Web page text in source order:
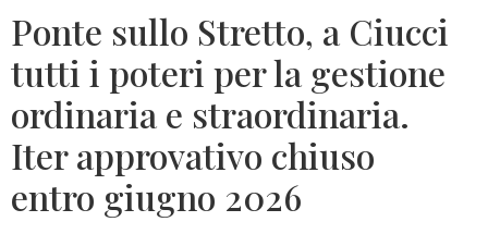
Ponte sullo Stretto, a Ciucci
tutti i poteri per la gestione
ordinaria e straordinaria.
Iter approvativo chiuso
entro giugno 2026